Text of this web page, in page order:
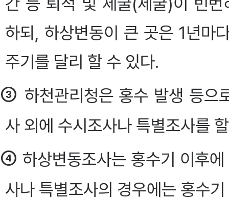
하되, 하상변동이 큰 곳은 1년마
주기를 달리 할 수 있다.
③ 하천관리청은 홍수 발생 등으
사 외에 수시조사나 특별조사를
④ 하상변동조사는 홍수기 이후
사나 특별조사의 경우에는 홍수